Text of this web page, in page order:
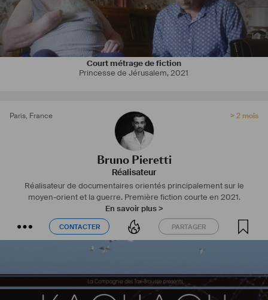
Court métrage de fiction
Princesse de Jérusalem,2021
Paris, France > 2 mois
Bruno Pieretti
Réalisateur
Réalisateur de documentaires orientés principalement sur le
moyen-orient et la guerre. Première fiction courte en 2021.
En savoir plus >
CONTACTER PARTAGER
CONTACTER PARTAGER